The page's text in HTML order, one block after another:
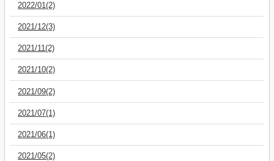
2022/01(2)
2021/12(3)
2021/11(2)
2021/10(2)
2021/09(2)
2021/07(1)
2021/06(1)
2021/05(2)